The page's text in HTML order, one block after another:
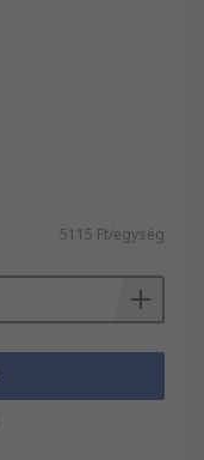
5115 Ft/egység